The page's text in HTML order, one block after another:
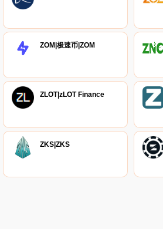
ZOM|极速币|ZOM
ZLOT|zLOT Finance
ZKS|ZKS